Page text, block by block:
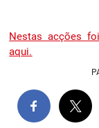
Nestas acções
aqui.